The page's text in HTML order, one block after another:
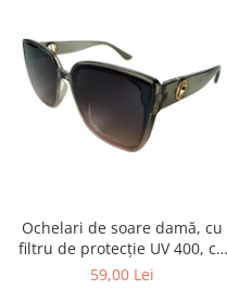
Ochelari de soare damă, cu
filtru de protecție UV 400, cu
toc cadou, OSD105
59,00 Lei